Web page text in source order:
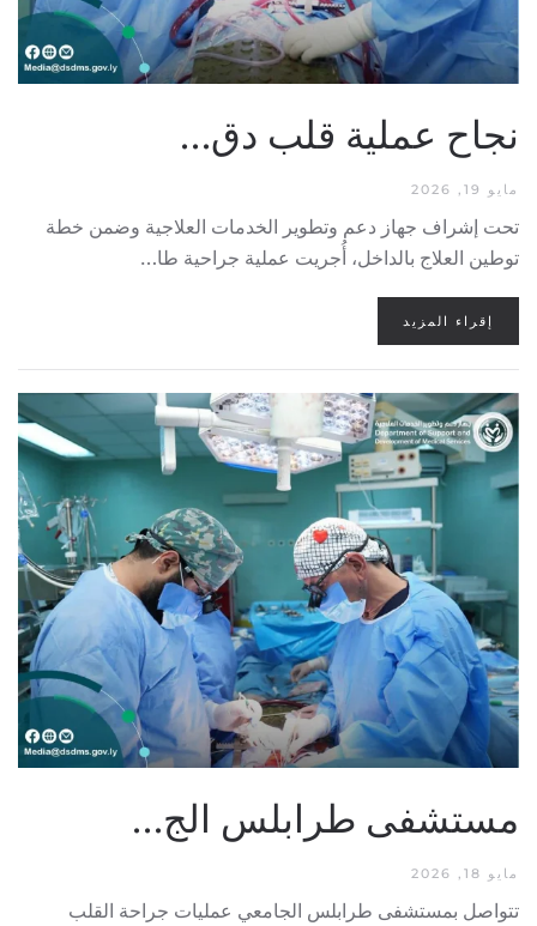
نجاح عملية قلب دق…
مايو 19, 2026
تحت إشراف جهاز دعم وتطوير الخدمات العلاجية وضمن خطة
توطين العلاج بالداخل، أُجريت عملية جراحية طا…
إقراء المزيد
مستشفى طرابلس الج…
مايو 18, 2026
تتواصل بمستشفى طرابلس الجامعي عمليات جراحة القلب